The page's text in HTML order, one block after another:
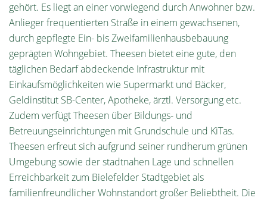
gehört. Es liegt an einer vorwiegend durch Anwohner bzw.
Anlieger frequentierten Straße in einem gewachsenen,
durch gepflegte Ein- bis Zweifamilienhausbebauung
geprägten Wohngebiet. Theesen bietet eine gute, den
täglichen Bedarf abdeckende Infrastruktur mit
Einkaufsmöglichkeiten wie Supermarkt und Bäcker,
Geldinstitut SB-Center, Apotheke, ärztl. Versorgung etc.
Zudem verfügt Theesen über Bildungs- und
Betreuungseinrichtungen mit Grundschule und KiTas.
Theesen erfreut sich aufgrund seiner rundherum grünen
Umgebung sowie der stadtnahen Lage und schnellen
Erreichbarkeit zum Bielefelder Stadtgebiet als
familienfreundlicher Wohnstandort großer Beliebtheit. Die